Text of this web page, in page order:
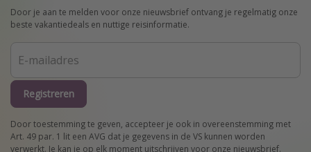
Door je aan te melden voor onze nieuwsbrief ontvang je regelmatig onze
beste vakantiedeals en nuttige reisinformatie.
Registreren
Door toestemming te geven, accepteer je ook in overeenstemming met
Art. 49 par. 1 lit een AVG dat je gegevens in de VS kunnen worden
verwerkt. Je kan je op elk moment uitschrijven voor onze nieuwsbrief.